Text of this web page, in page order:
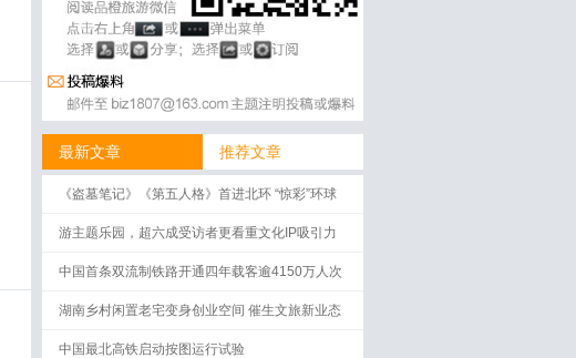
最新文章 推荐文章
《盗墓笔记》《第五人格》首进北环 “惊彩”环球
游主题乐园，超六成受访者更看重文化IP吸引力
中国首条双流制铁路开通四年载客逾4150万人次
湖南乡村闲置老宅变身创业空间 催生文旅新业态
中国最北高铁启动按图运行试验